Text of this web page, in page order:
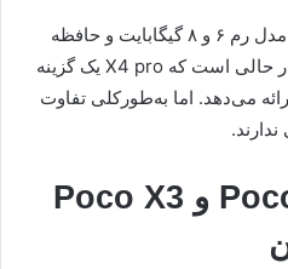
از نظر مشخصات داخلی، هر دو مدل رم ۶ و ۸ گیگابایت و حافظه
۱۲۸ و ۲۵۶ گیگابایتی دارند. این در حالی است که X4 pro یک گزینه
هم ارائه می‌دهد. اما به‌طورکلی تفاوت
مقایسه Poco X3 pro و Poco X3